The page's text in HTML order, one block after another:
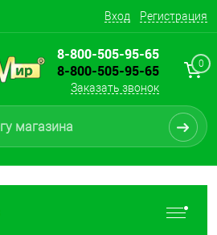
Вход Регистрация
8-800-505-95-65
8-800-505-95-65
Заказать звонок
0